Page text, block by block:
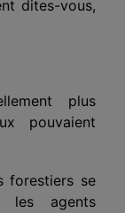
dites-vous,
plus
pouvaient
forestiers se
les agents